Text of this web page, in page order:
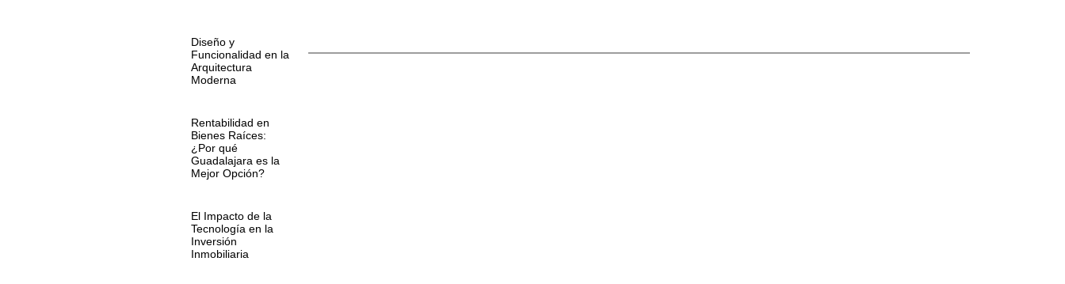
Diseño y
Funcionalidad en la
Arquitectura
Moderna
Rentabilidad en
Bienes Raíces:
¿Por qué
Guadalajara es la
Mejor Opción?
El Impacto de la
Tecnología en la
Inversión
Inmobiliaria